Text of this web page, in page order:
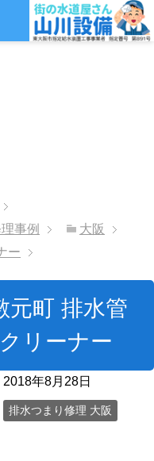
事例
大阪
ー
元町 排水管
リーナー
2018年8月28日
排水つまり修理 大阪